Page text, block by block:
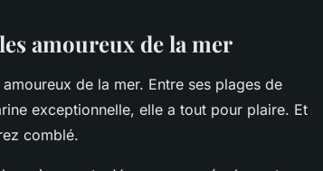
amoureux de la mer
de la mer. Entre ses plages de
exceptionnelle, elle a tout pour plaire. Et
comblé.